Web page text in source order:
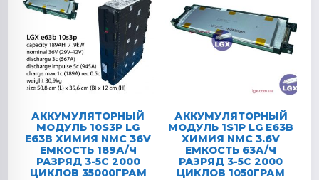
АККУМУЛЯТОРНЫЙ
МОДУЛЬ 10S3P LG
E63B ХИМИЯ NMC 36V
ЕМКОСТЬ 189А/Ч
РАЗРЯД 3-5C 2000
ЦИКЛОВ 35000ГРАМ
АККУМУЛЯТОРНЫЙ
МОДУЛЬ 1S1P LG E63B
ХИМИЯ NMC 3.6V
ЕМКОСТЬ 63А/Ч
РАЗРЯД 3-5C 2000
ЦИКЛОВ 1050ГРАМ